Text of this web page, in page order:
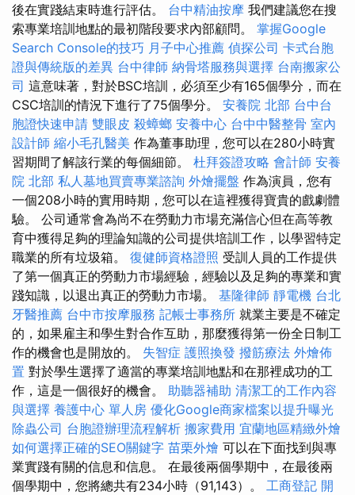
後在實踐結束時進行評估。 台中精油按摩 我們建議您在搜
索專業培訓地點的最初階段要求內部顧問。 掌握Google
Search Console的技巧 月子中心推薦 偵探公司 卡式台胞
證與傳統版的差異 台中律師 納骨塔服務與選擇 台南搬家公
司 這意味著，對於BSC培訓，必須至少有165個學分，而在
CSC培訓的情況下進行了75個學分。 安養院 北部 台中台
胞證快速申請 雙眼皮 殺蟑螂 安養中心 台中中醫整骨 室內
設計師 縮小毛孔醫美 作為董事助理，您可以在280小時實
習期間了解該行業的每個細節。 杜拜簽證攻略 會計師 安養
院 北部 私人墓地買賣專業諮詢 外燴擺盤 作為演員，您有
一個208小時的實用時期，您可以在這裡獲得寶貴的戲劇體
驗。 公司通常會為尚不在勞動力市場充滿信心但在高等教
育中獲得足夠的理論知識的公司提供培訓工作，以學習特定
職業的所有垃圾箱。 復健師資格證照 受訓人員的工作提供
了第一個真正的勞動力市場經驗，經驗以及足夠的專業和實
踐知識，以退出真正的勞動力市場。 基隆律師 靜電機 台北
牙醫推薦 台中市按摩服務 記帳士事務所 就業主要是不確定
的，如果雇主和學生對合作互助，那麼獲得第一份全日制工
作的機會也是開放的。 失智症 護照換發 撥筋療法 外燴佈
置 對於學生選擇了適當的專業培訓地點和在那裡成功的工
作，這是一個很好的機會。 助聽器補助 清潔工的工作內容
與選擇 養護中心 單人房 優化Google商家檔案以提升曝光
除蟲公司 台胞證辦理流程解析 搬家費用 宜蘭地區精緻外燴
如何選擇正確的SEO關鍵字 苗栗外燴 可以在下面找到與專
業實踐有關的信息和信息。 在最後兩個學期中，在最後兩
個學期中，您將總共有234小時（91,143）。 工商登記 開